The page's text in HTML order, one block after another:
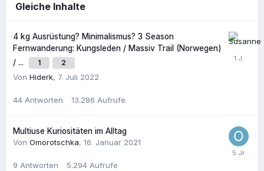
Gleiche Inhalte
4 kg Ausrüstung? Minimalismus? 3 Season
Fernwanderung: Kungsleden / Massiv Trail (Norwegen)
/ ...
1 2
Von Hiderk, 7. Juli 2022
44 Antworten 13.286 Aufrufe
Multiuse Kuriositäten im Alltag
Von Omorotschka, 16. Januar 2021
9 Antworten 5.294 Aufrufe